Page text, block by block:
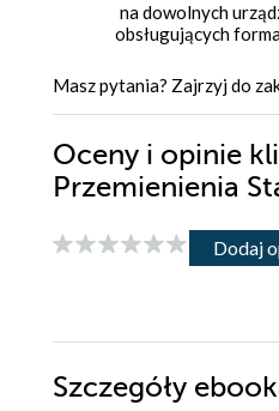
na dowolnych
obsługujących
Masz pytania? Zajrzyj do
Oceny i opinie
Przemienienia
Dodaj
Szczegóły